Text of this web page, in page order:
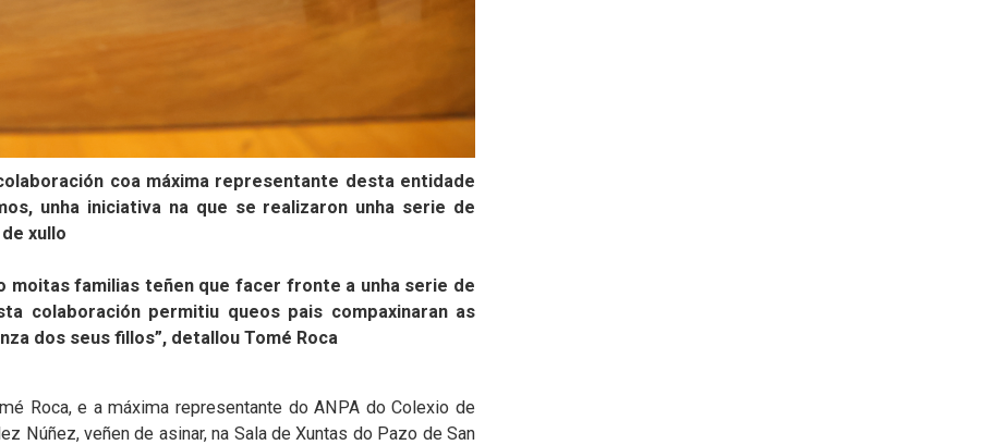
coa máxima representante desta entidade
unha iniciativa na que se realizaron unha serie de
xullo
moitas familias teñen que facer fronte a unha serie de
colaboración permitiu queos pais compaxinaran as
dos seus fillos”, detallou Tomé Roca
Roca, e a máxima representante do ANPA do Colexio de
Núñez, veñen de asinar, na Sala de Xuntas do Pazo de San